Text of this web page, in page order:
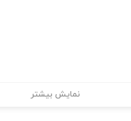
نمایش بیشتر